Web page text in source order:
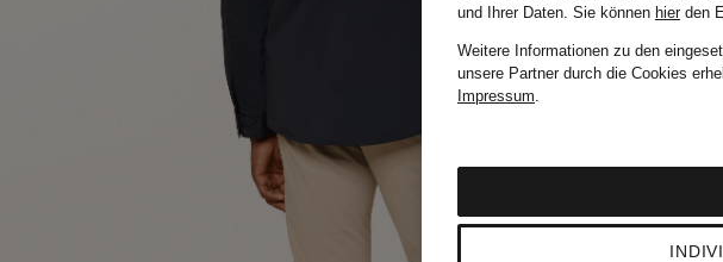
und Ihrer Daten. Sie können hierden
Weitere Informationen zu den
unsere Partner durch die Cookies
Impressum.